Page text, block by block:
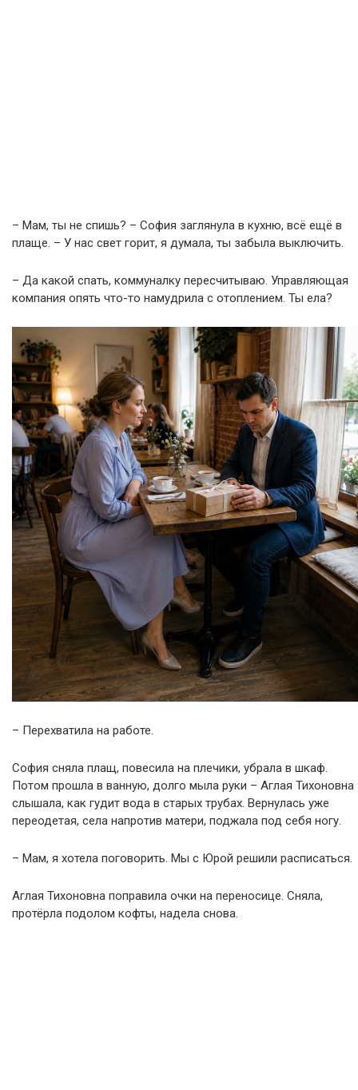
– Мам, ты не спишь? – София заглянула в кухню, всё ещё в
плаще. – У нас свет горит, я думала, ты забыла выключить.
– Да какой спать, коммуналку пересчитываю. Управляющая
компания опять что-то намудрила с отоплением. Ты ела?
– Перехватила на работе.
София сняла плащ, повесила на плечики, убрала в шкаф.
Потом прошла в ванную, долго мыла руки – Аглая Тихоновна
слышала, как гудит вода в старых трубах. Вернулась уже
переодетая, села напротив матери, поджала под себя ногу.
– Мам, я хотела поговорить. Мы с Юрой решили расписаться.
Аглая Тихоновна поправила очки на переносице. Сняла,
протёрла подолом кофты, надела снова.